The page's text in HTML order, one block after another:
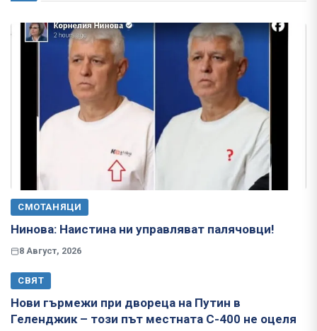
СМОТАНЯЦИ
Нинова: Наистина ни управляват палячовци!
8 Август, 2026
СВЯТ
Нови гърмежи при двореца на Путин в
Геленджик – този път местната С-400 не оцеля